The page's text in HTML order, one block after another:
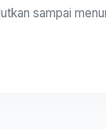
sampai